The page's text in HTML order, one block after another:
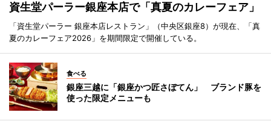
資生堂パーラー銀座本店で「真夏のカレーフェア」
「資生堂パーラー 銀座本店レストラン」（中央区銀座8）が現在、「真
夏のカレーフェア2026」を期間限定で開催している。
食べる
銀座三越に「銀座かつ匠さぼてん」 ブランド豚を
使った限定メニューも